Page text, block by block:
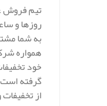
تیم فروش
روزها و
به شما
همواره
خود
گرفته است
از